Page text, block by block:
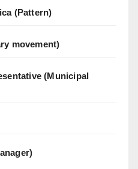
(Pattern)
movement)
(Municipal